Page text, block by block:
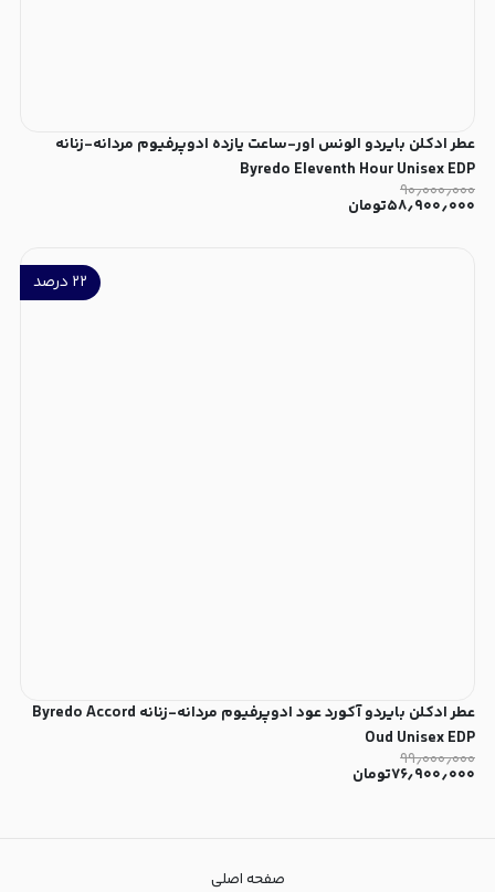
عطر ادکلن بایردو الونس اور-ساعت یازده ادوپرفیوم مردانه-زنانه
Byredo Eleventh Hour Unisex EDP
۹۰٫۰۰۰٫۰۰۰
۵۸٫۹۰۰٫۰۰۰تومان
۲۲ درصد
عطر ادکلن بایردو آکورد عود ادوپرفیوم مردانه-زنانه Byredo Accord
Oud Unisex EDP
۹۹٫۰۰۰٫۰۰۰
۷۶٫۹۰۰٫۰۰۰تومان
صفحه اصلی